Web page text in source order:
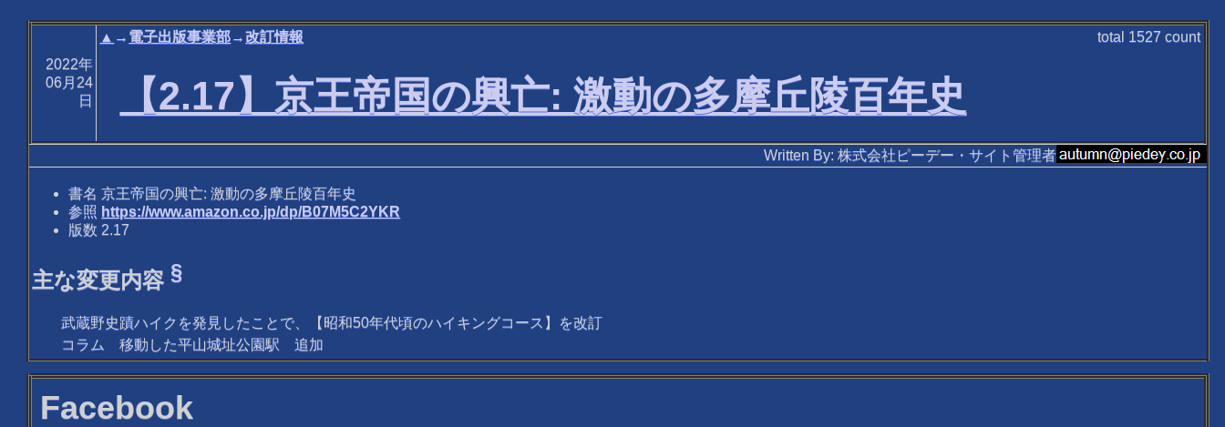
2022年
06月24
日
▲ → 電子出版事業部→改訂情報 total 1527 count
【2.17】京王帝国の興亡: 激動の多摩丘陵百年史
Written By: 株式会社ピーデー・サイト管理者
書名 京王帝国の興亡: 激動の多摩丘陵百年史
参照 https://www.amazon.co.jp/dp/B07M5C2YKR
版数 2.17
主な変更内容§
武蔵野史蹟ハイクを発見したことで、【昭和50年代頃のハイキングコース】を改訂
コラム 移動した平山城址公園駅 追加
Facebook